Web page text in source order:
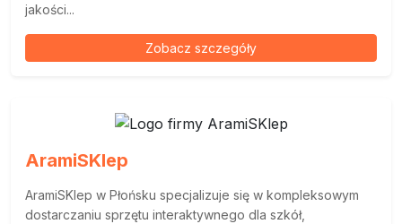
jakości...
Zobacz szczegóły
AramiSKlep
AramiSKlep w Płońsku specjalizuje się w kompleksowym
dostarczaniu sprzętu interaktywnego dla szkół,